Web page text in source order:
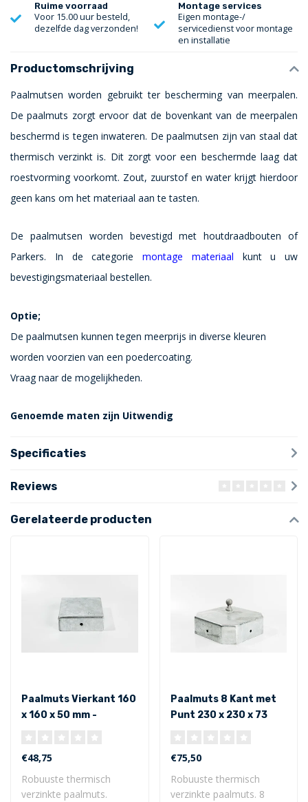
Ruime voorraad
Voor 15.00 uur besteld,
dezelfde dag verzonden!
Montage services
Eigen montage-/
servicedienst voor montage
en installatie
Productomschrijving
Paalmutsen worden gebruikt ter bescherming van meerpalen.
De paalmuts zorgt ervoor dat de bovenkant van de meerpalen
beschermd is tegen inwateren. De paalmutsen zijn van staal dat
thermisch verzinkt is. Dit zorgt voor een beschermde laag dat
roestvorming voorkomt. Zout, zuurstof en water krijgt hierdoor
geen kans om het materiaal aan te tasten.
De paalmutsen worden bevestigd met houtdraadbouten of
Parkers. In de categorie montage materiaal kunt u uw
bevestigingsmateriaal bestellen.
Optie;
De paalmutsen kunnen tegen meerprijs in diverse kleuren
worden voorzien van een poedercoating.
Vraag naar de mogelijkheden.
Genoemde maten zijn Uitwendig
Specificaties
Reviews
Gerelateerde producten
Paalmuts Vierkant 160
x 160 x 50 mm -
€48,75
Robuuste thermisch
verzinkte paalmuts.
Paalmuts 8 Kant met
Punt 230 x 230 x 73
€75,50
Robuuste thermisch
verzinkte paalmuts. 8